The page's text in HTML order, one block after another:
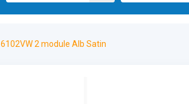
2 module Alb Satin